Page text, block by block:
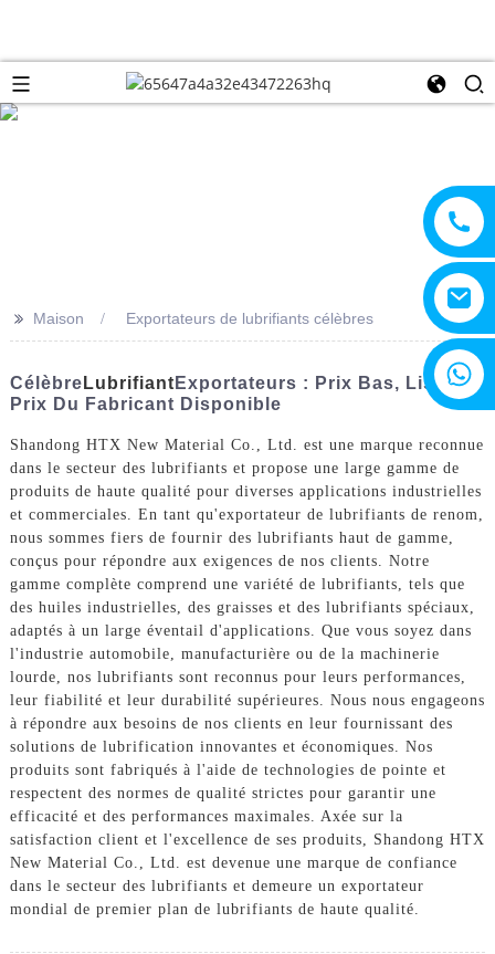
>> Maison Exportateurs de lubrifiants célèbres
Célèbre Lubrifiant Exportateurs : Prix Bas, Liste De
Prix Du Fabricant Disponible
Shandong HTX New Material Co., Ltd. est une marque reconnue
dans le secteur des lubrifiants et propose une large gamme de
produits de haute qualité pour diverses applications industrielles
et commerciales. En tant qu'exportateur de lubrifiants de renom,
nous sommes fiers de fournir des lubrifiants haut de gamme,
conçus pour répondre aux exigences de nos clients. Notre
gamme complète comprend une variété de lubrifiants, tels que
des huiles industrielles, des graisses et des lubrifiants spéciaux,
adaptés à un large éventail d'applications. Que vous soyez dans
l'industrie automobile, manufacturière ou de la machinerie
lourde, nos lubrifiants sont reconnus pour leurs performances,
leur fiabilité et leur durabilité supérieures. Nous nous engageons
à répondre aux besoins de nos clients en leur fournissant des
solutions de lubrification innovantes et économiques. Nos
produits sont fabriqués à l'aide de technologies de pointe et
respectent des normes de qualité strictes pour garantir une
efficacité et des performances maximales. Axée sur la
satisfaction client et l'excellence de ses produits, Shandong HTX
New Material Co., Ltd. est devenue une marque de confiance
dans le secteur des lubrifiants et demeure un exportateur
mondial de premier plan de lubrifiants de haute qualité.